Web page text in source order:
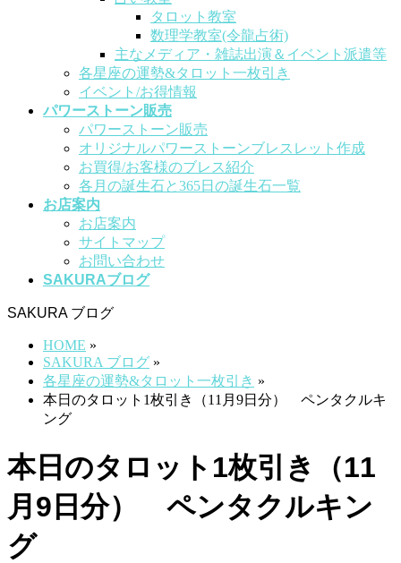
タロット教室
数理学教室(令龍占術)
主なメディア・雑誌出演＆イベント派遣等
各星座の運勢&タロット一枚引き
イベント/お得情報
パワーストーン販売
パワーストーン販売
オリジナルパワーストーンブレスレット作成
お買得/お客様のブレス紹介
各月の誕生石と365日の誕生石一覧
お店案内
お店案内
サイトマップ
お問い合わせ
SAKURAブログ
SAKURA ブログ
HOME »
SAKURA ブログ »
各星座の運勢&タロット一枚引き »
本日のタロット1枚引き（11月9日分） ペンタクルキ
ング
本日のタロット1枚引き（11
月9日分） ペンタクルキン
グ